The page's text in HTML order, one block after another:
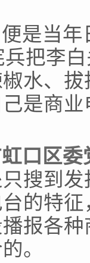
当年
把李
水、
是商
口区委
搜到
的特
报各
。